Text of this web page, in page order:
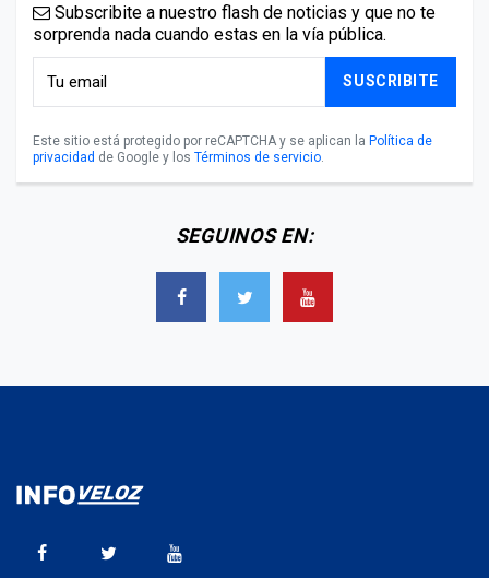
Subscribite a nuestro flash de noticias y que no te
sorprenda nada cuando estas en la vía pública.
SUSCRIBITE
Este sitio está protegido por reCAPTCHA y se aplican la Política de
privacidad de Google y los Términos de servicio.
SEGUINOS EN: